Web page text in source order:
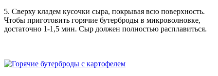
5. Сверху кладем кусочки сыра, покрывая всю поверхность.
Чтобы приготовить горячие бутерброды в микроволновке,
достаточно 1-1,5 мин. Сыр должен полностью расплавиться.